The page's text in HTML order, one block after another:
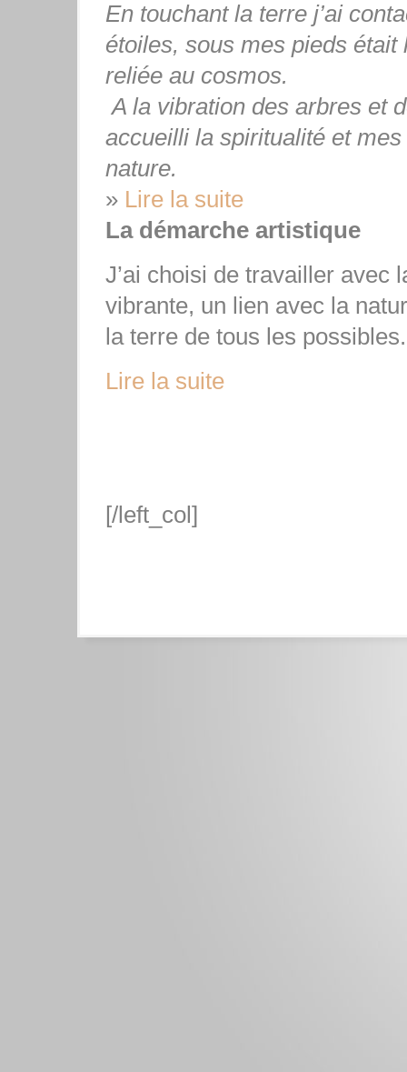
En touchant la terre j’ai
étoiles, sous mes pieds était
reliée au cosmos.
A la vibration des arbres et
accueilli la spiritualité et
nature.
» Lire la suite
La démarche artistique
J’ai choisi de travailler
vibrante, un lien avec la
la terre de tous les possibles.
Lire la suite
[/left_col]